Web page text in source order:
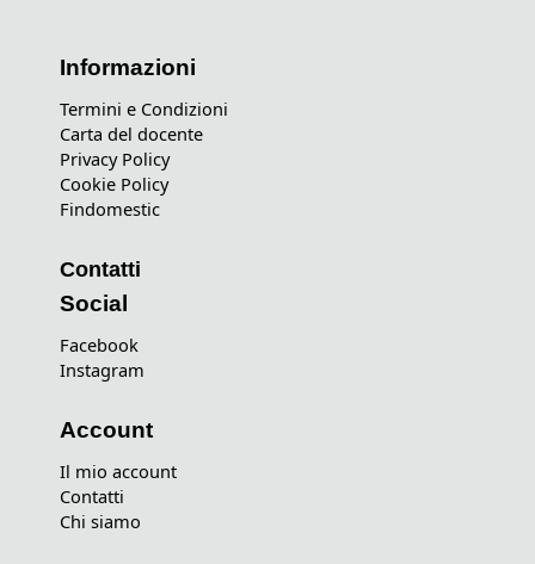
Informazioni
Termini e Condizioni
Carta del docente
Privacy Policy
Cookie Policy
Findomestic
Contatti
Social
Facebook
Instagram
Account
Il mio account
Contatti
Chi siamo